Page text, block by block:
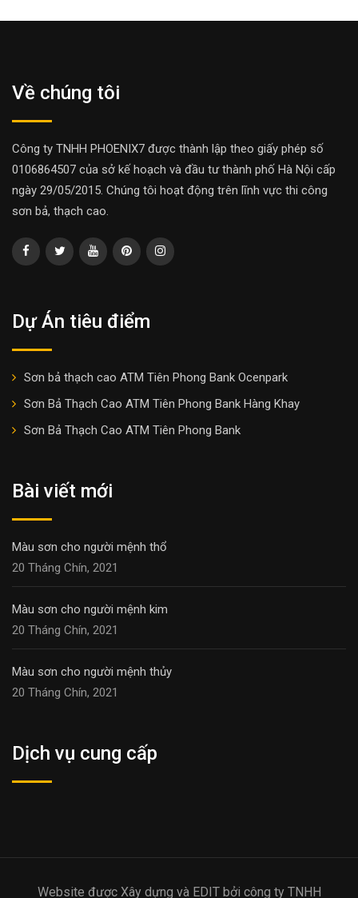
Về chúng tôi
Công ty TNHH PHOENIX7 được thành lập theo giấy phép số
0106864507 của sở kế hoạch và đầu tư thành phố Hà Nội cấp
ngày 29/05/2015. Chúng tôi hoạt động trên lĩnh vực thi công
sơn bả, thạch cao.
Dự Án tiêu điểm
Sơn bả thạch cao ATM Tiên Phong Bank Ocenpark
Sơn Bả Thạch Cao ATM Tiên Phong Bank Hàng Khay
Sơn Bả Thạch Cao ATM Tiên Phong Bank
Bài viết mới
Màu sơn cho người mệnh thổ
20 Tháng Chín, 2021
Màu sơn cho người mệnh kim
20 Tháng Chín, 2021
Màu sơn cho người mệnh thủy
20 Tháng Chín, 2021
Dịch vụ cung cấp
Website được Xây dựng và EDIT bởi công ty TNHH